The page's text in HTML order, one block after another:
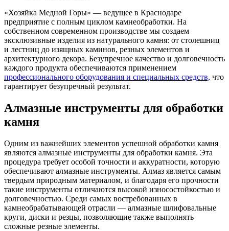
«Хозяйка Медной Горы» — ведущее в Краснодаре
предприятие с полным циклом камнеобработки. На
собственном современном производстве мы создаем
эксклюзивные изделия из натурального камня: от столешниц
и лестниц до изящных каминов, резных элементов и
архитектурного декора. Безупречное качество и долговечность
каждого продукта обеспечиваются применением
профессионального оборудования и специальных средств, что
гарантирует безупречный результат.
Алмазные инструменты для обработки
камня
Одним из важнейших элементов успешной обработки камня
являются алмазные инструменты для обработки камня. Эта
процедура требует особой точности и аккуратности, которую
обеспечивают алмазные инструменты. Алмаз является самым
твердым природным материалом, и благодаря его прочности
такие инструменты отличаются высокой износостойкостью и
долговечностью. Среди самых востребованных в
камнеобрабатывающей отрасли — алмазные шлифовальные
круги, диски и резцы, позволяющие также выполнять
сложные резные элементы.